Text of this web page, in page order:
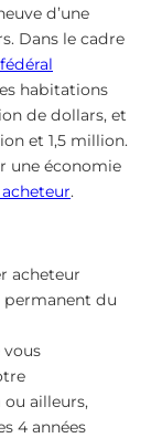
d’une
Dans le cadre
habitations
de dollars, et
et 1,5 million.
une économie
.
acheteur
permanent du
ailleurs,
4 années